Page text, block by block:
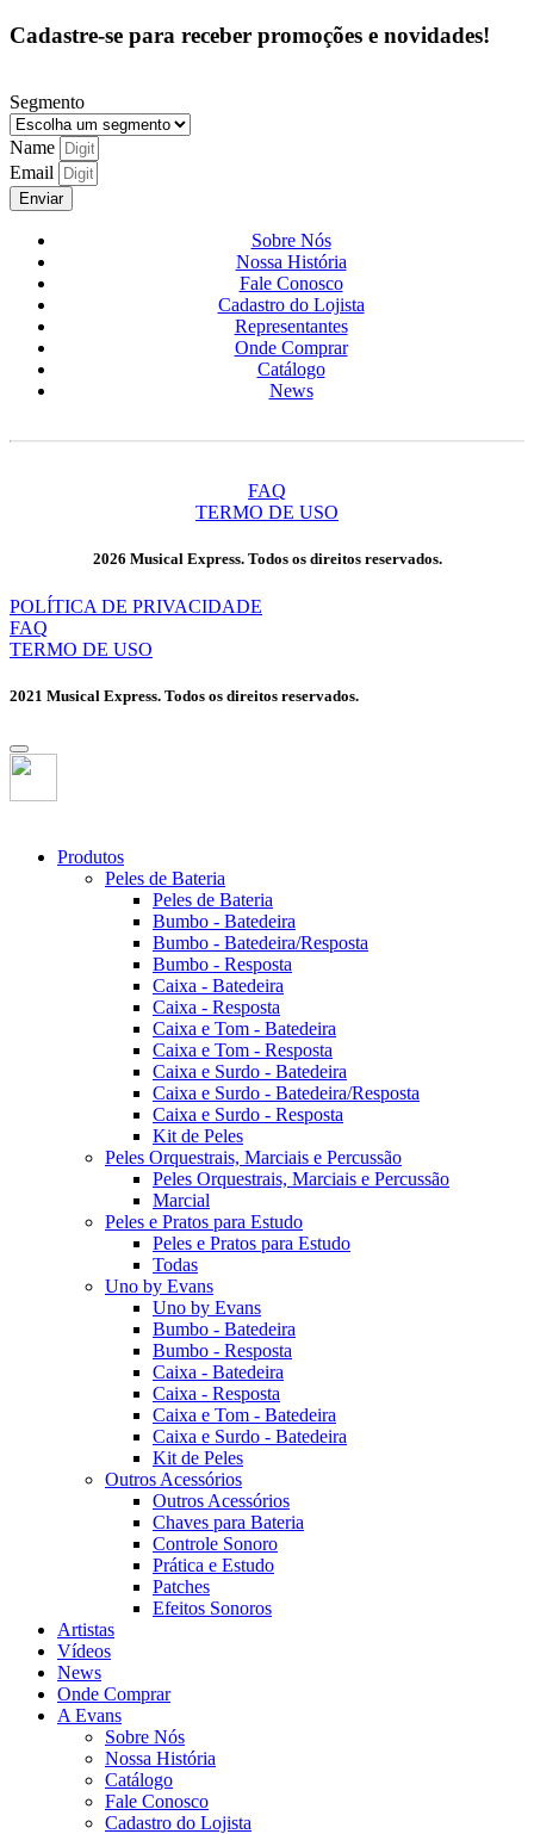
Cadastre-se para receber promoções e novidades!
Segmento
Name
Email
Enviar
Sobre Nós
Nossa História
Fale Conosco
Cadastro do Lojista
Representantes
Onde Comprar
Catálogo
News
FAQ
TERMO DE USO
2026 Musical Express. Todos os direitos reservados.
POLÍTICA DE PRIVACIDADE
FAQ
TERMO DE USO
2021 Musical Express. Todos os direitos reservados.
Produtos
Peles de Bateria
Peles de Bateria
Bumbo - Batedeira
Bumbo - Batedeira/Resposta
Bumbo - Resposta
Caixa - Batedeira
Caixa - Resposta
Caixa e Tom - Batedeira
Caixa e Tom - Resposta
Caixa e Surdo - Batedeira
Caixa e Surdo - Batedeira/Resposta
Caixa e Surdo - Resposta
Kit de Peles
Peles Orquestrais, Marciais e Percussão
Peles Orquestrais, Marciais e Percussão
Marcial
Peles e Pratos para Estudo
Peles e Pratos para Estudo
Todas
Uno by Evans
Uno by Evans
Bumbo - Batedeira
Bumbo - Resposta
Caixa - Batedeira
Caixa - Resposta
Caixa e Tom - Batedeira
Caixa e Surdo - Batedeira
Kit de Peles
Outros Acessórios
Outros Acessórios
Chaves para Bateria
Controle Sonoro
Prática e Estudo
Patches
Efeitos Sonoros
Artistas
Vídeos
News
Onde Comprar
A Evans
Sobre Nós
Nossa História
Catálogo
Fale Conosco
Cadastro do Lojista